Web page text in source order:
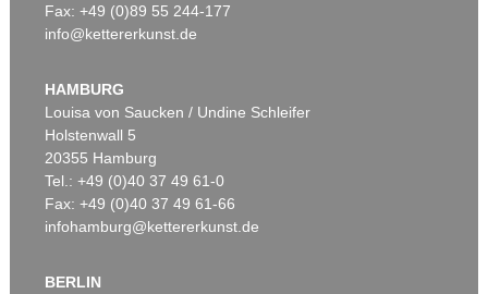
Auktion 530 - Lot 87
Ergebnis:€ 685.000
Fax: +49 (0)89 55 244-177
info@kettererkunst.de
HAMBURG
Louisa von Saucken / Undine Schleifer
Holstenwall 5
20355 Hamburg
Tel.: +49 (0)40 37 49 61-0
Fax: +49 (0)40 37 49 61-66
infohamburg@kettererkunst.de
BERLIN